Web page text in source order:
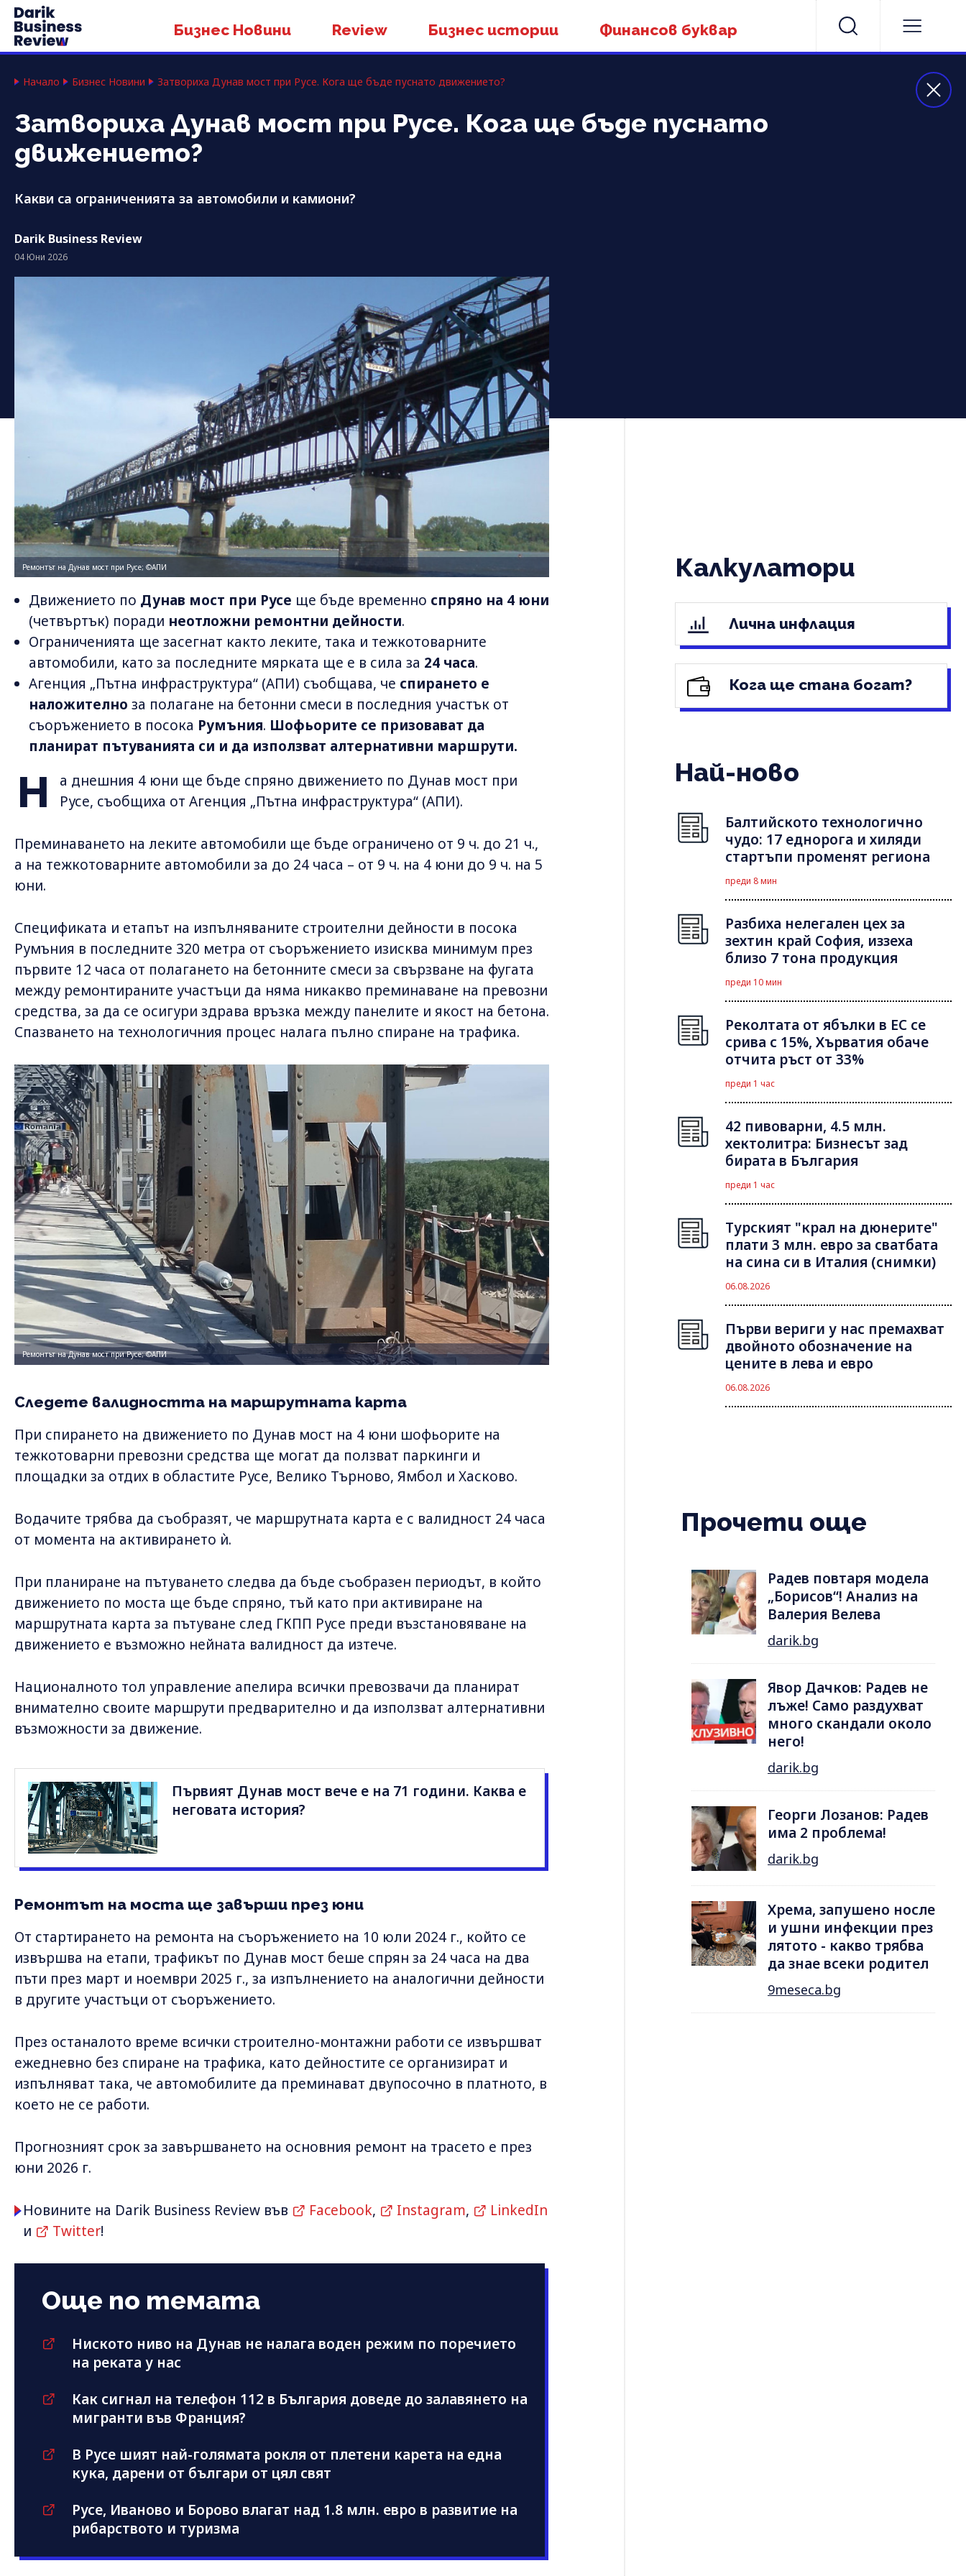
Бизнес Новини Review Бизнес истории Финансов буквар
Начало Бизнес Новини Затвориха Дунав мост при Русе. Кога ще бъде пуснато движението?
Затвориха Дунав мост при Русе. Кога ще бъде пуснато
движението?
Какви са ограниченията за автомобили и камиони?
Darik Business Review
04 Юни 2026
Ремонтът на Дунав мост при Русе; ©АПИ
Движението по Дунав мост при Русе ще бъде временно спряно на 4 юни
(четвъртък) поради неотложни ремонтни дейности.
Ограниченията ще засегнат както леките, така и тежкотоварните
автомобили, като за последните мярката ще е в сила за 24 часа.
Агенция „Пътна инфраструктура“ (АПИ) съобщава, че спирането е
наложително за полагане на бетонни смеси в последния участък от
съоръжението в посока Румъния. Шофьорите се призовават да
планират пътуванията си и да използват алтернативни маршрути.
Н
а днешния 4 юни ще бъде спряно движението по Дунав мост при
Русе, съобщиха от Агенция „Пътна инфраструктура“ (АПИ).
Преминаването на леките автомобили ще бъде ограничено от 9 ч. до 21 ч.,
а на тежкотоварните автомобили за до 24 часа – от 9 ч. на 4 юни до 9 ч. на 5
юни.
Спецификата и етапът на изпълняваните строителни дейности в посока
Румъния в последните 320 метра от съоръжението изисква минимум през
първите 12 часа от полагането на бетонните смеси за свързване на фугата
между ремонтираните участъци да няма никакво преминаване на превозни
средства, за да се осигури здрава връзка между панелите и якост на бетона.
Спазването на технологичния процес налага пълно спиране на трафика.
Ремонтът на Дунав мост при Русе; ©АПИ
Следете валидността на маршрутната карта
При спирането на движението по Дунав мост на 4 юни шофьорите на
тежкотоварни превозни средства ще могат да ползват паркинги и
площадки за отдих в областите Русе, Велико Търново, Ямбол и Хасково.
Водачите трябва да съобразят, че маршрутната карта е с валидност 24 часа
от момента на активирането ѝ.
При планиране на пътуването следва да бъде съобразен периодът, в който
движението по моста ще бъде спряно, тъй като при активиране на
маршрутната карта за пътуване след ГКПП Русе преди възстановяване на
движението е възможно нейната валидност да изтече.
Националното тол управление апелира всички превозвачи да планират
внимателно своите маршрути предварително и да използват алтернативни
възможности за движение.
Първият Дунав мост вече е на 71 години. Каква е
неговата история?
Ремонтът на моста ще завърши през юни
От стартирането на ремонта на съоръжението на 10 юли 2024 г., който се
извършва на етапи, трафикът по Дунав мост беше спрян за 24 часа на два
пъти през март и ноември 2025 г., за изпълнението на аналогични дейности
в другите участъци от съоръжението.
През останалото време всички строително-монтажни работи се извършват
ежедневно без спиране на трафика, като дейностите се организират и
изпълняват така, че автомобилите да преминават двупосочно в платното, в
което не се работи.
Прогнозният срок за завършването на основния ремонт на трасето е през
юни 2026 г.
Новините на Darik Business Review във Facebook, Instagram,
LinkedIn
и
Twitter!
Още по темата
Ниското ниво на Дунав не налага воден режим по поречието
на реката у нас
Как сигнал на телефон 112 в България доведе до залавянето на
мигранти във Франция?
В Русе шият най-голямата рокля от плетени карета на една
кука, дарени от българи от цял свят
Русе, Иваново и Борово влагат над 1.8 млн. евро в развитие на
рибарството и туризма
Калкулатори
Лична инфлация
Кога ще стана богат?
Най-ново
Балтийското технологично
чудо: 17 еднорога и хиляди
стартъпи променят региона
преди 8 мин
Разбиха нелегален цех за
зехтин край София, иззеха
близо 7 тона продукция
преди 10 мин
Реколтата от ябълки в ЕС се
срива с 15%, Хърватия обаче
отчита ръст от 33%
преди 1 час
42 пивоварни, 4.5 млн.
хектолитра: Бизнесът зад
бирата в България
преди 1 час
Турският "крал на дюнерите"
плати 3 млн. евро за сватбата
на сина си в Италия (снимки)
06.08.2026
Първи вериги у нас премахват
двойното обозначение на
цените в лева и евро
06.08.2026
Прочети още
Радев повтаря модела
„Борисов“! Анализ на
Валерия Велева
darik.bg
Явор Дачков: Радев не
лъже! Само раздухват
много скандали около
него!
darik.bg
Георги Лозанов: Радев
има 2 проблема!
darik.bg
Хрема, запушено носле
и ушни инфекции през
лятотo - какво трябва
да знае всеки родител
9meseca.bg